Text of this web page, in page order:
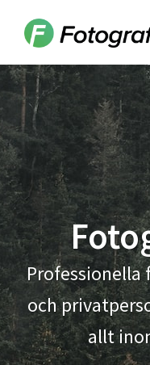
Fotografer.se
och
allt